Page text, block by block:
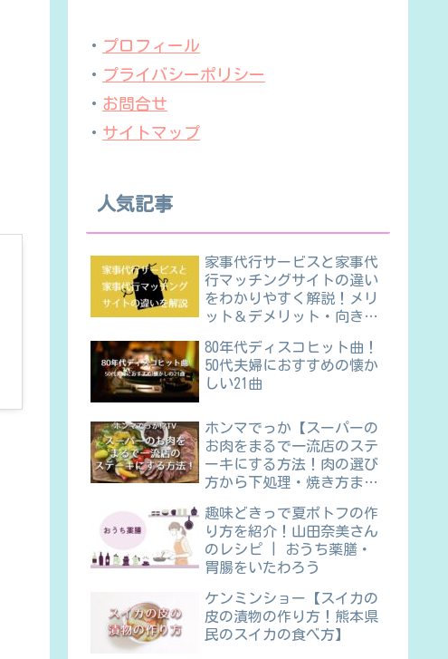
・ プロフィール
・ プライバシーポリシー
・ お問合せ
・ サイトマップ
人気記事
家事代行サービスと家事代
行マッチングサイトの違い
をわかりやすく解説！メリ
ット＆デメリット・向き不
80年代ディスコヒット曲！
50代夫婦におすすめの懐か
しい21曲
ホンマでっか【スーパーの
お肉をまるで一流店のステ
ーキにする方法！肉の選び
方から下処理・焼き方ま
趣味どきっで夏ポトフの作
り方を紹介！山田奈美さん
のレシピ | おうち薬膳・
胃腸をいたわろう
ケンミンショー【スイカの
皮の漬物の作り方！熊本県
民のスイカの食べ方】